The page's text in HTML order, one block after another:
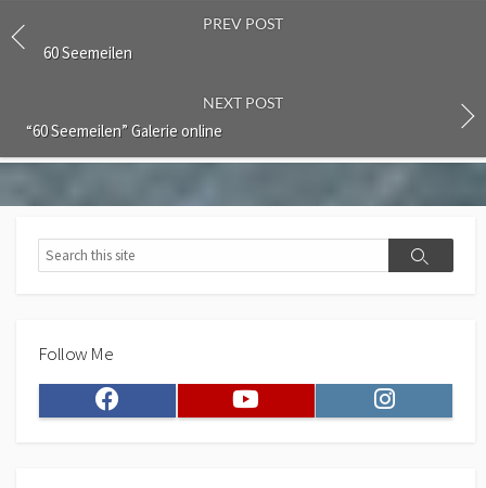
PREV POST
60 Seemeilen
NEXT POST
“60 Seemeilen” Galerie online
Search
Search
Follow Me
Facebook Instagram